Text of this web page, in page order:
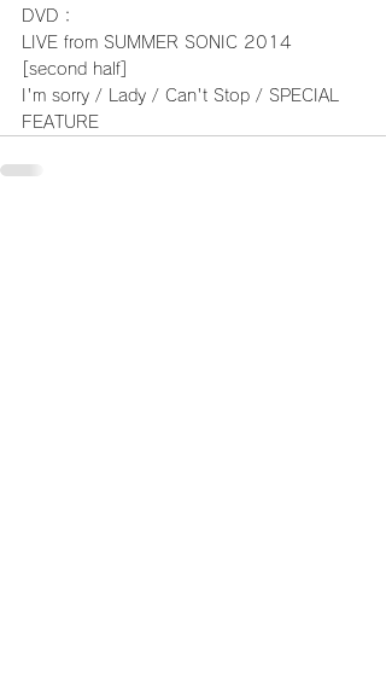
DVD：
LIVE from SUMMER SONIC 2014
[second half]
I'm sorry / Lady / Can't Stop / SPECIAL
FEATURE